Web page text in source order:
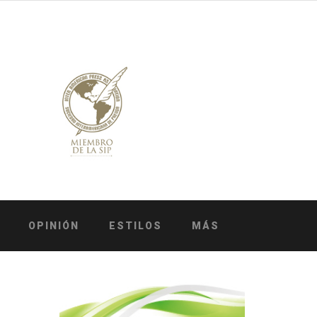
OPINIÓN ESTILOS MÁS